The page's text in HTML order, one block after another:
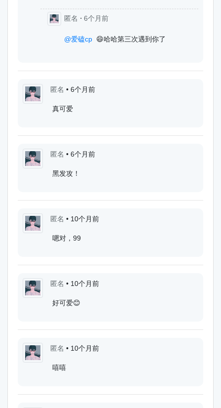
匿名 ⋅ 6个月前
@爱磕cp 😄哈哈第三次遇到你了
匿名 • 6个月前
真可爱
匿名 • 6个月前
黑发攻！
匿名 • 10个月前
嗯对，99
匿名 • 10个月前
好可爱😊
匿名 • 10个月前
嘻嘻